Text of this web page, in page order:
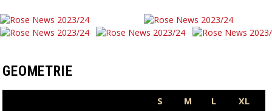
GEOMETRIE
S M L XL